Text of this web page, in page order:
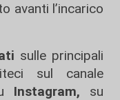
avanti l’incarico
sulle principali
sul canale
Instagram, su